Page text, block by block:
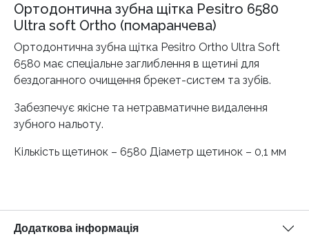
Ортодонтична зубна щітка Pesitro 6580
Ultra soft Ortho (помаранчева)
Ортодонтична зубна щітка Pesitro Ortho Ultra Soft
6580 має спеціальне заглиблення в щетині для
бездоганного очищення брекет-систем та зубів.
Забезпечує якісне та нетравматичне видалення
зубного нальоту.
Кількість щетинок – 6580 Діаметр щетинок – 0,1 мм
Додаткова інформація